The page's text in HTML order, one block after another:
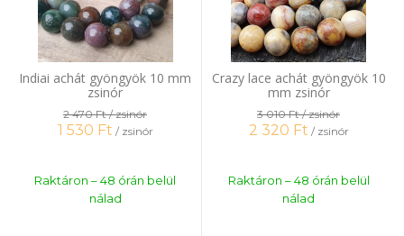
Indiai achát gyöngyök 10 mm
zsinór
2 470 Ft/ zsinór
1 530 Ft / zsinór
Raktáron – 48 órán belül
nálad
Crazy lace achát gyöngyök 10
mm zsinór
3 010 Ft/ zsinór
2 320 Ft / zsinór
Raktáron – 48 órán belül
nálad